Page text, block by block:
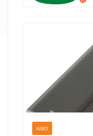
AIBO